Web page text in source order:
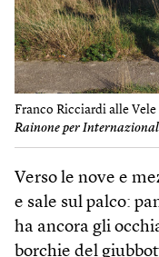
Franco Ricciardi alle
Rainone per
Verso le nove e
e sale sul palco:
ha ancora gli
borchie del